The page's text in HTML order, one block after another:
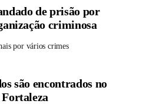
de prisão por
criminosa
por vários crimes
são encontrados no